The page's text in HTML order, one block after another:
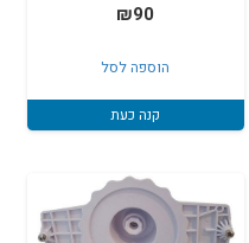
₪90
הוספה לסל
קנה כעת